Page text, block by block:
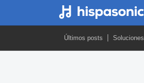
Últimos posts Soluciones